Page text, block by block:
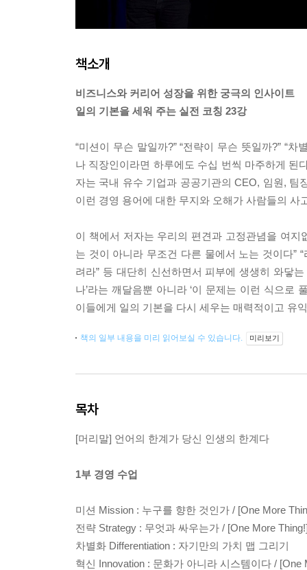
책소개
비즈니스와 커리어 성장을 위한 궁극의 인사이트
일의 기본을 세워 주는 실전 코칭 23강
“미션이 무슨 말일까?” “전략이 무슨 뜻일까?” “
나 직장인이라면 하루에도 수십 번씩 마주하게 된
자는 국내 유수 기업과 공공기관의 CEO, 임원,
이런 경영 용어에 대한 무지와 오해가 사람들의
이 책에서 저자는 우리의 편견과 고정관념을 여지
는 것이 아니라 무조건 다른 물에서 노는 것이다”
려라” 등 대단히 신선하면서 피부에 생생히 와닿
나’라는 깨달음뿐 아니라 ‘이 문제는 이런 식으로
이들에게 일의 기본을 다시 세우는 매력적이고 유
책의 일부 내용을 미리 읽어보실 수 있습니다. 미리보기
목차
[머리말] 언어의 한계가 당신 인생의 한계다
1부 경영 수업
미션 Mission : 누구를 향한 것인가 / [One More
전략 Strategy : 무엇과 싸우는가 / [One More
차별화 Differentiation : 자기만의 가치 맵 그리기
혁신 Innovation : 문화가 아니라 시스템이다 / [One